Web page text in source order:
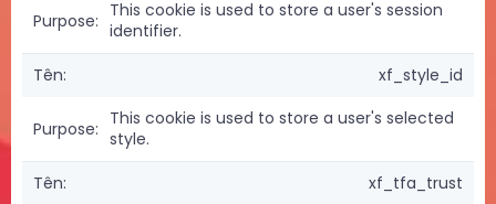
This cookie is used to store a user's session
identifier.
xf_style_id
This cookie is used to store a user's selected
style.
xf_tfa_trust